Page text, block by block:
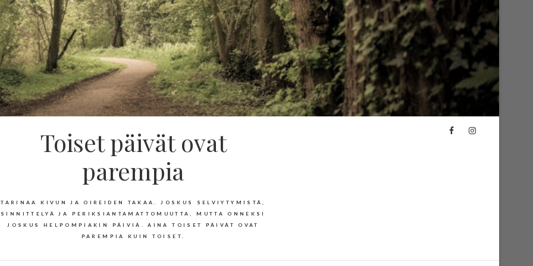
Toiset päivät ovat
parempia
TARINAA KIVUN JA OIREIDEN TAKAA. JOSKUS SELVIYTYMISTÄ,
SINNITTELYÄ JA PERIKSIANTAMATTOMUUTTA, MUTTA ONNEKSI
JOSKUS HELPOMPIAKIN PÄIVIÄ. AINA TOISET PÄIVÄT OVAT
PAREMPIA KUIN TOISET.